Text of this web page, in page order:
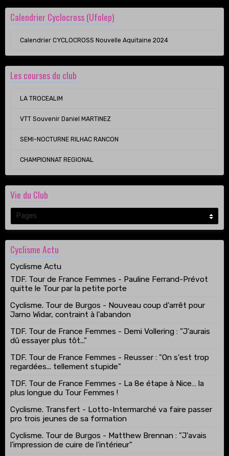
Calendrier Cyclocross (Ufolep)
Calendrier CYCLOCROSS Nouvelle Aquitaine 2024
Les courses du club
LA TROCEALIM
VTT Souvenir Daniel MARTINEZ
SEMI-NOCTURNE RILHAC RANCON
CHAMPIONNAT REGIONAL
Vie du Club
Cyclisme Actu
Cyclisme Actu
TDF. Tour de France Femmes - Pauline Ferrand-Prévot
quitte le Tour par la petite porte
Cyclisme. Tour de Burgos - Nouveau coup d'arrêt pour
Jarno Widar, contraint à l'abandon
TDF. Tour de France Femmes - Demi Vollering : "J'aurais
dû essayer plus tôt..."
TDF. Tour de France Femmes - Reusser : "On s'est trop
regardées... tellement stupide"
TDF. Tour de France Femmes - La 8e étape à Nice… la
plus longue du Tour Femmes !
Cyclisme. Transfert - Lotto-Intermarché va faire passer
pro trois jeunes de sa formation
Cyclisme. Tour de Burgos - Matthew Brennan : "J'avais
l'impression de cuire de l'intérieur"